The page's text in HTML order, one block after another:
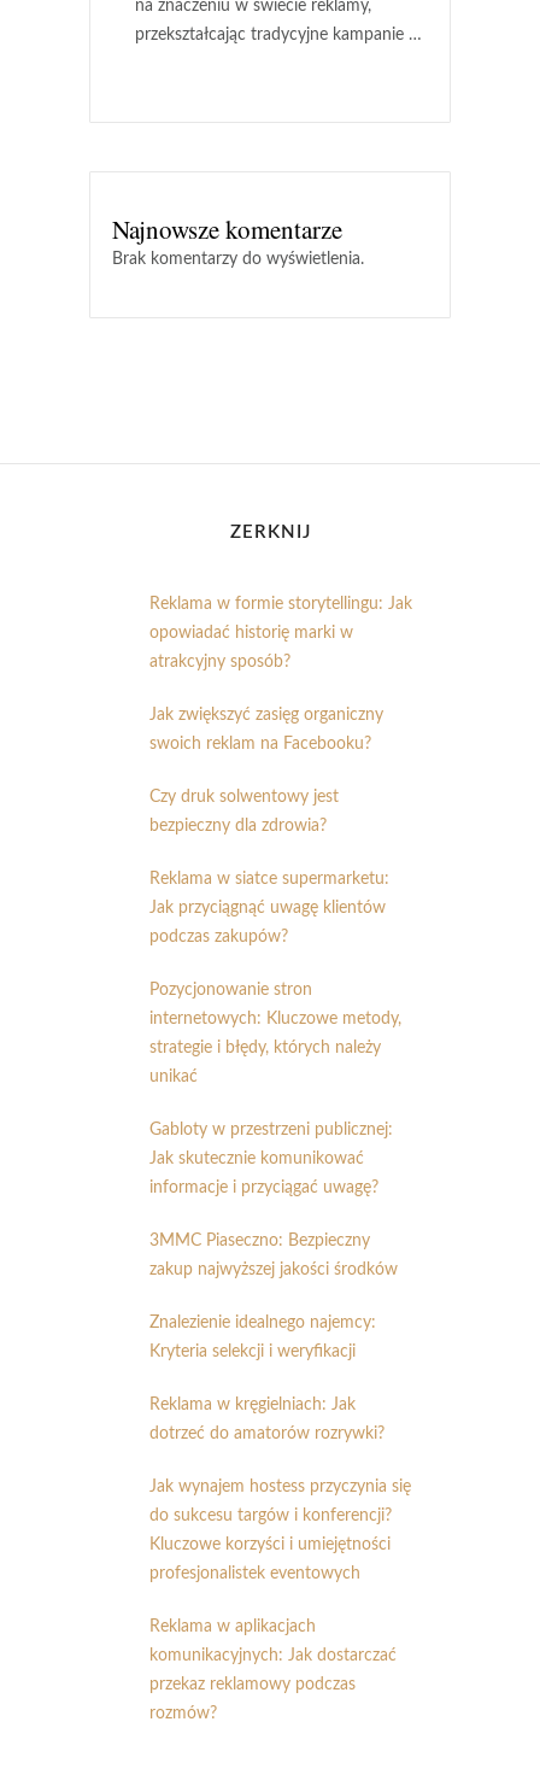
na znaczeniu w świecie reklamy,
przekształcając tradycyjne kampanie …
Najnowsze komentarze
Brak komentarzy do wyświetlenia.
ZERKNIJ
Reklama w formie storytellingu: Jak
opowiadać historię marki w
atrakcyjny sposób?
Jak zwiększyć zasięg organiczny
swoich reklam na Facebooku?
Czy druk solwentowy jest
bezpieczny dla zdrowia?
Reklama w siatce supermarketu:
Jak przyciągnąć uwagę klientów
podczas zakupów?
Pozycjonowanie stron
internetowych: Kluczowe metody,
strategie i błędy, których należy
unikać
Gabloty w przestrzeni publicznej:
Jak skutecznie komunikować
informacje i przyciągać uwagę?
3MMC Piaseczno: Bezpieczny
zakup najwyższej jakości środków
Znalezienie idealnego najemcy:
Kryteria selekcji i weryfikacji
Reklama w kręgielniach: Jak
dotrzeć do amatorów rozrywki?
Jak wynajem hostess przyczynia się
do sukcesu targów i konferencji?
Kluczowe korzyści i umiejętności
profesjonalistek eventowych
Reklama w aplikacjach
komunikacyjnych: Jak dostarczać
przekaz reklamowy podczas
rozmów?